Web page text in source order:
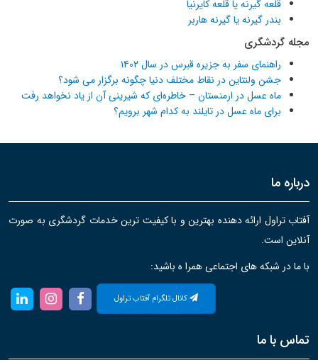
قلعه گیرنه یا قلعه کایرنیا
بندر گیرنه یا گیرنه هاربر
مجله گردشگری
راهنمای سفر به جزیره قبرس در سال ۱۴۰۲
جشن ولنتاین در نقاط مختلف دنیا چگونه برگزار می شود؟
ماه عسل در ارمنستان – خاطره‌ای که شیرینی آن از یاد نخواهد رفت
برای ماه عسل در تایلند به کدام شهر برویم؟
درباره ما
آفتاب تراول ارائه دهنده بهترین و با کیفیت ترین خدمات گردشگری به صورت
آنلاین است.
با ما در شبکه های اجتماعی همرا ه باشید:
کانال تلگرام آفتاب تراول
تماس با ما